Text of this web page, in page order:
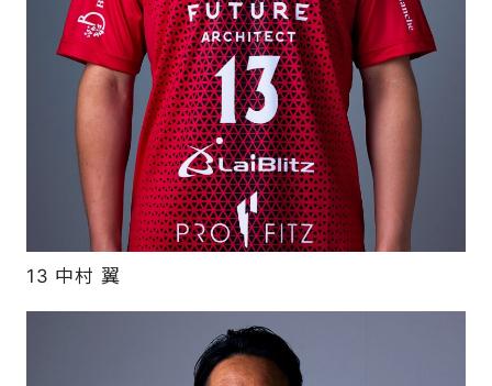
13 中村 翼